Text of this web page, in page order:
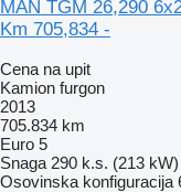
MAN TGM 26,290
Km 705,834 -
Cena na upit
Kamion furgon
2013
705.834 km
Euro 5
Snaga 290 k.s. (213 kW)
Osovinska konfiguracija